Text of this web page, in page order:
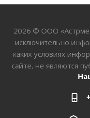
2026 © ООО
исключительно
каких условиях
сайте, не являются